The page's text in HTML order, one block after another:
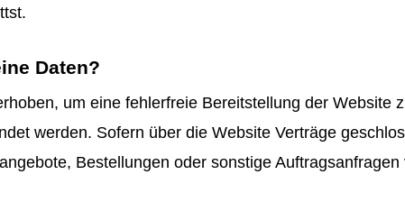
Daten?
um eine fehlerfreie Bereitstellung der
werden. Sofern über die Website Verträge
Bestellungen oder sonstige Auftragsanfragen